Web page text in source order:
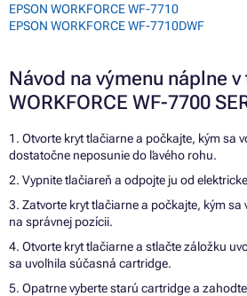
EPSON WORKFORCE WF-7710
EPSON WORKFORCE WF-7710DWF
Návod na výmenu náplne
WORKFORCE WF-7700
1. Otvorte kryt tlačiarne a počkajte, kým sa
dostatočne neposunie do ľavého rohu.
2. Vypnite tlačiareň a odpojte ju od
3. Zatvorte kryt tlačiarne a počkajte, kým sa
na správnej pozícii.
4. Otvorte kryt tlačiarne a stlačte záložku
sa uvoľnila súčasná cartridge.
5. Opatrne vyberte starú cartridge a